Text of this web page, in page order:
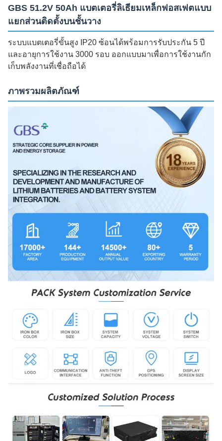
GBS 51.2V 50Ah แบตเตอรี่ลิเธียมเหล็กฟอสเฟตแบบ
แยกส่วนติดตั้งบนชั้นวาง
ระบบแบตเตอรี่ขั้นสูง IP20 ซ้อนได้พร้อมการรับประกัน 5 ปี
และอายุการใช้งาน 3000 รอบ ออกแบบมาเพื่อการใช้งานกัก
เก็บพลังงานที่เชื่อถือได้
ภาพรวมผลิตภัณฑ์